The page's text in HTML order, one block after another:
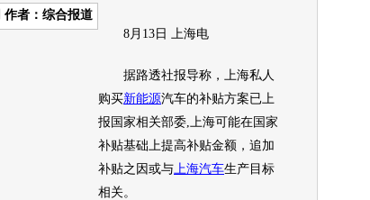
作者：综合报道
8月13日 上海电
据路透社报导称，上海私人
购买新能源汽车的补贴方案已上
报国家相关部委,上海可能在国家
补贴基础上提高补贴金额，追加
补贴之因或与 上海汽车生产目标
相关。